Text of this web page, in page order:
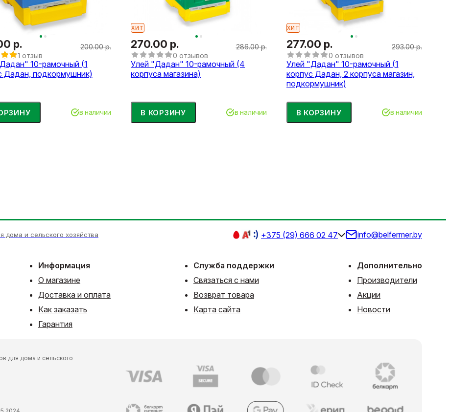
р.
200.00 р.
1 отзыв
10-рамочный (1
Дадан, подкормушник)
в наличии
ХИТ
270.00 р.
286.00 р.
0 отзывов
Улей "Дадан" 10-рамочный (4
корпуса магазина)
В КОРЗИНУ в наличии
ХИТ
277.00 р.
293.00 р.
0 отзывов
Улей "Дадан" 10-рамочный (1
корпус Дадан, 2 корпуса магазин,
подкормушник)
В КОРЗИНУ в наличии
дома и сельского хозяйства +375 (29) 666 02 47 info@belfermer.by
Информация
О магазине
Доставка и оплата
Как заказать
Гарантия
Служба поддержки
Связаться с нами
Возврат товара
Карта сайта
Дополнительно
Производители
Акции
Новости
для дома и сельского